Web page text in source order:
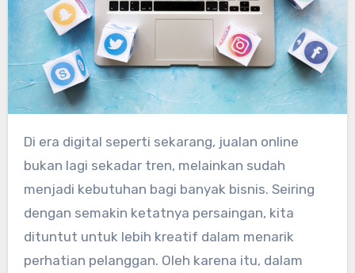
Di era digital seperti sekarang, jualan online
bukan lagi sekadar tren, melainkan sudah
menjadi kebutuhan bagi banyak bisnis. Seiring
dengan semakin ketatnya persaingan, kita
dituntut untuk lebih kreatif dalam menarik
perhatian pelanggan. Oleh karena itu, dalam